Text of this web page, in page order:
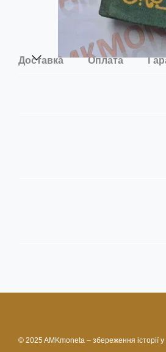
Доставка Оплата
© 2025 AMKmoneta – збереження історії